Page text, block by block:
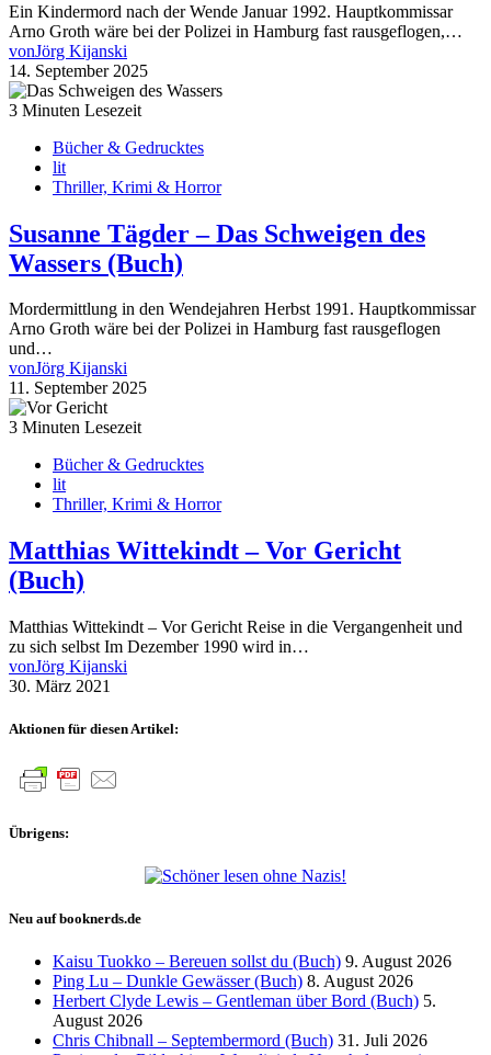
Ein Kindermord nach der Wende Januar 1992. Hauptkommissar
Arno Groth wäre bei der Polizei in Hamburg fast rausgeflogen,…
vonJörg Kijanski
14. September 2025
3 Minuten Lesezeit
Bücher & Gedrucktes
lit
Thriller, Krimi & Horror
Susanne Tägder – Das Schweigen des
Wassers (Buch)
Mordermittlung in den Wendejahren Herbst 1991. Hauptkommissar
Arno Groth wäre bei der Polizei in Hamburg fast rausgeflogen
und…
vonJörg Kijanski
11. September 2025
3 Minuten Lesezeit
Bücher & Gedrucktes
lit
Thriller, Krimi & Horror
Matthias Wittekindt – Vor Gericht
(Buch)
Matthias Wittekindt – Vor Gericht Reise in die Vergangenheit und
zu sich selbst Im Dezember 1990 wird in…
vonJörg Kijanski
30. März 2021
Aktionen für diesen Artikel:
Übrigens:
Neu auf booknerds.de
Kaisu Tuokko – Bereuen sollst du (Buch) 9. August 2026
Ping Lu – Dunkle Gewässer (Buch) 8. August 2026
Herbert Clyde Lewis – Gentleman über Bord (Buch) 5.
August 2026
Chris Chibnall – Septembermord (Buch) 31. Juli 2026